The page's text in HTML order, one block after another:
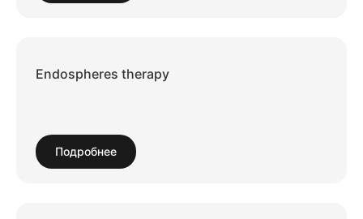
Endospheres therapy
Подробнее